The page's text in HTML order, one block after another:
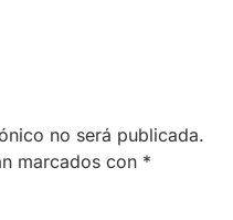
no será publicada.
marcados con *